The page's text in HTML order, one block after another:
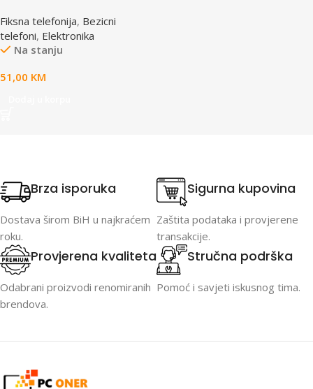
Fiksna telefonija, Bezicni
telefoni, Elektronika
Na stanju
51,00 KM
Brza isporuka
Dostava širom BiH u najkraćem
roku.
Sigurna kupovina
Zaštita podataka i provjerene
transakcije.
Provjerena kvaliteta
Odabrani proizvodi renomiranih
brendova.
Stručna podrška
Pomoć i savjeti iskusnog tima.